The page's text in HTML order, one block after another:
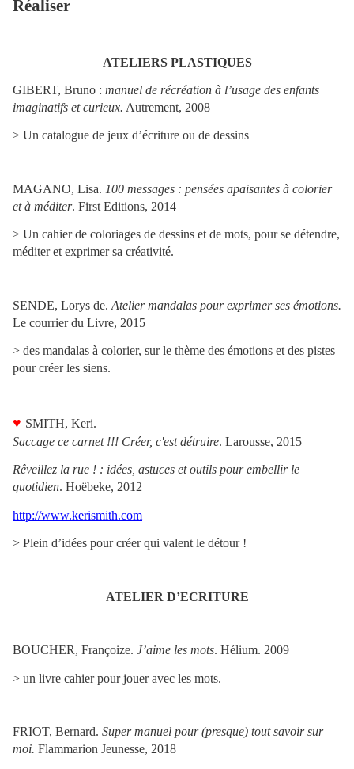
Réaliser
ATELIERS PLASTIQUES
GIBERT, Bruno : manuel de récréation à l’usage des enfants
imaginatifs et curieux. Autrement, 2008
> Un catalogue de jeux d’écriture ou de dessins
MAGANO, Lisa. 100 messages : pensées apaisantes à colorier
et à méditer. First Editions, 2014
> Un cahier de coloriages de dessins et de mots, pour se détendre,
méditer et exprimer sa créativité.
SENDE, Lorys de. Atelier mandalas pour exprimer ses émotions.
Le courrier du Livre, 2015
> des mandalas à colorier, sur le thème des émotions et des pistes
pour créer les siens.
♥ SMITH, Keri.
Saccage ce carnet !!! Créer, c'est détruire. Larousse, 2015
Rêveillez la rue ! : idées, astuces et outils pour embellir le
quotidien. Hoëbeke, 2012
http://www.kerismith.com
> Plein d’idées pour créer qui valent le détour !
ATELIER D’ECRITURE
BOUCHER, Françoize. J’aime les mots. Hélium. 2009
> un livre cahier pour jouer avec les mots.
FRIOT, Bernard. Super manuel pour (presque) tout savoir sur
moi. Flammarion Jeunesse, 2018